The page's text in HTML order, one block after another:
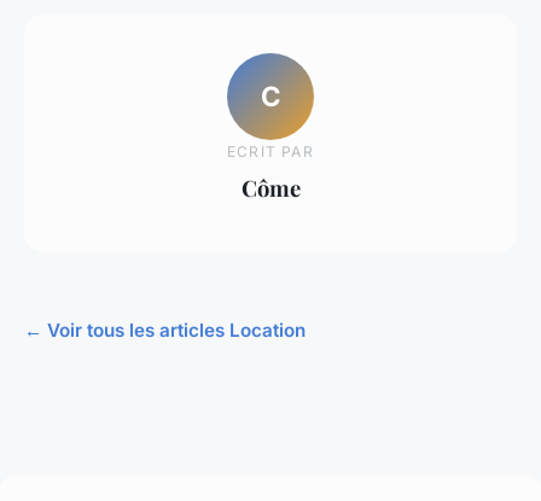
C
ECRIT PAR
Côme
← Voir tous les articles Location